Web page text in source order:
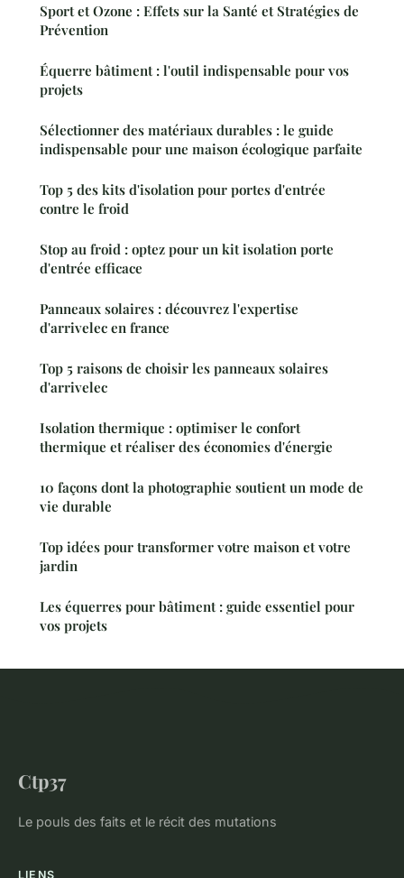
Sport et Ozone : Effets sur la Santé et Stratégies de
Prévention
Équerre bâtiment : l'outil indispensable pour vos
projets
Sélectionner des matériaux durables : le guide
indispensable pour une maison écologique parfaite
Top 5 des kits d'isolation pour portes d'entrée
contre le froid
Stop au froid : optez pour un kit isolation porte
d'entrée efficace
Panneaux solaires : découvrez l'expertise
d'arrivelec en france
Top 5 raisons de choisir les panneaux solaires
d'arrivelec
Isolation thermique : optimiser le confort
thermique et réaliser des économies d'énergie
10 façons dont la photographie soutient un mode de
vie durable
Top idées pour transformer votre maison et votre
jardin
Les équerres pour bâtiment : guide essentiel pour
vos projets
Ctp37
Le pouls des faits et le récit des mutations
LIENS